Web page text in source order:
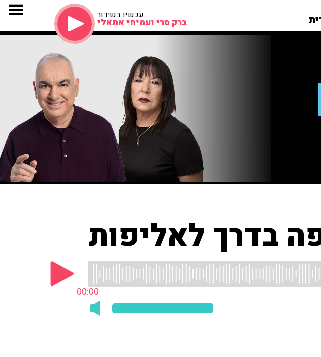
עכשיו בשידור
ברק סרי ועמיחי אתאלי
בדרך לאליפות
00:00